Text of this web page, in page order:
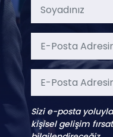
Sizi e-posta
kişisel gelişim